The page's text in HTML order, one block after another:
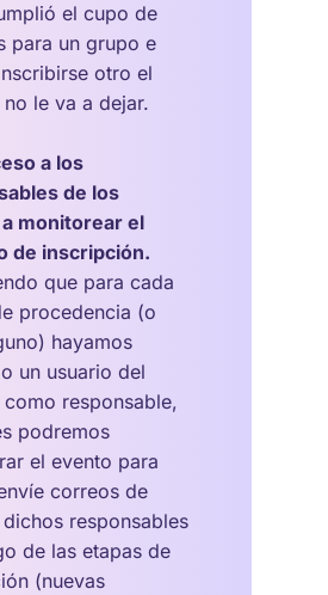
el cupo de
para un grupo e
otro el
no le va a dejar.
a los
de los
monitorear el
de inscripción.
que para cada
procedencia (o
hayamos
un usuario del
como responsable,
podremos
el evento para
correos de
responsables
de las etapas de
(nuevas